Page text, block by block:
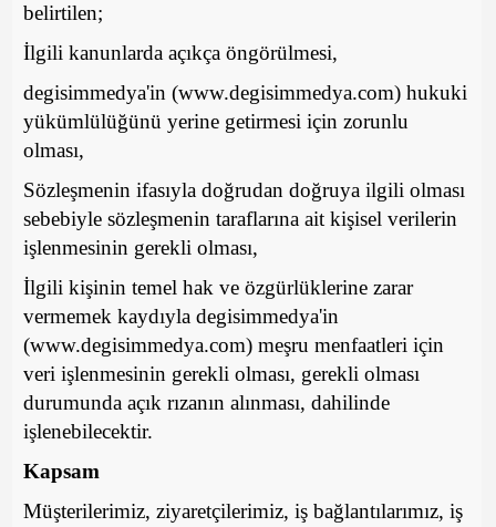
belirtilen;
İlgili kanunlarda açıkça öngörülmesi,
degisimmedya'in (www.degisimmedya.com) hukuki
yükümlülüğünü yerine getirmesi için zorunlu
olması,
Sözleşmenin ifasıyla doğrudan doğruya ilgili olması
sebebiyle sözleşmenin taraflarına ait kişisel verilerin
işlenmesinin gerekli olması,
İlgili kişinin temel hak ve özgürlüklerine zarar
vermemek kaydıyla degisimmedya'in
(www.degisimmedya.com) meşru menfaatleri için
veri işlenmesinin gerekli olması, gerekli olması
durumunda açık rızanın alınması, dahilinde
işlenebilecektir.
Kapsam
Müşterilerimiz, ziyaretçilerimiz, iş bağlantılarımız, iş